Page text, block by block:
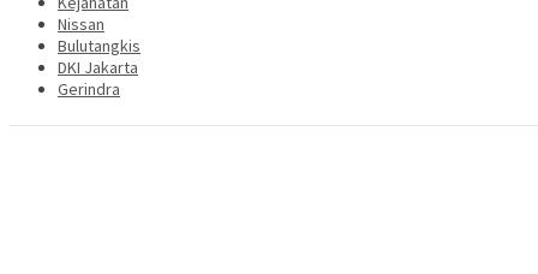
Nissan
Bulutangkis
DKI Jakarta
Gerindra